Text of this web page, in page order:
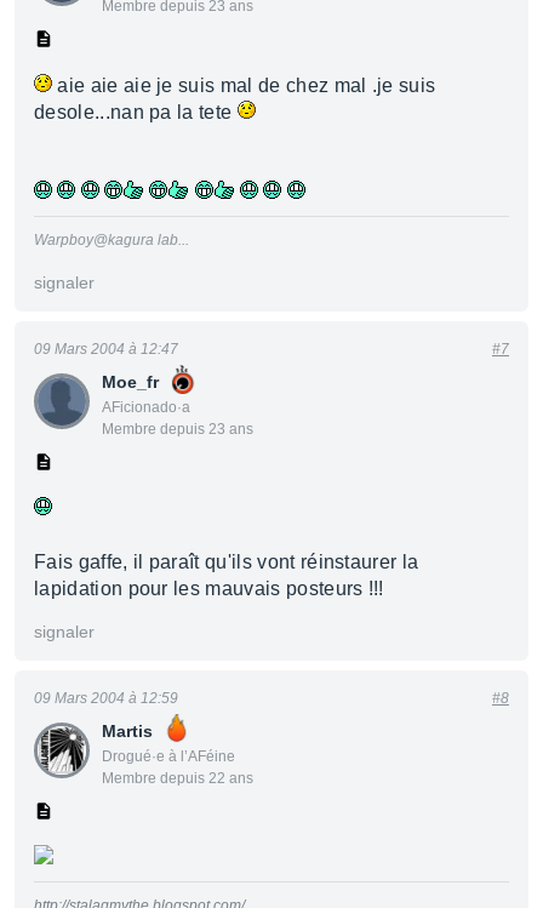
Membre depuis 23 ans
aie aie aie je suis mal de chez mal .je suis
desole...nan pa la tete
Warpboy@kagura lab...
signaler
Moe_fr
AFicionado·a
Membre depuis 23 ans
09 Mars 2004 à 12:47 #7
Fais gaffe, il paraît qu'ils vont réinstaurer la
lapidation pour les mauvais posteurs !!!
signaler
Martis
Drogué·e à l’AFéine
Membre depuis 22 ans
09 Mars 2004 à 12:59 #8